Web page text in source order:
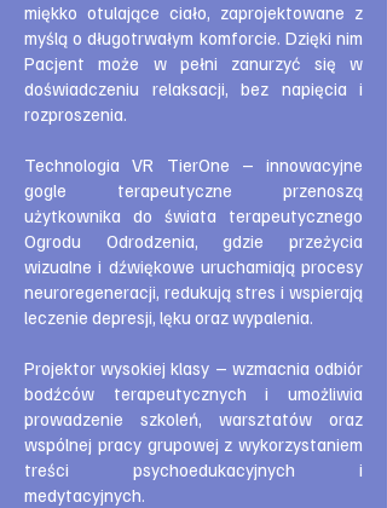
miękko otulające ciało, zaprojektowane z
myślą o długotrwałym komforcie. Dzięki nim
Pacjent może w pełni zanurzyć się w
doświadczeniu relaksacji, bez napięcia i
rozproszenia.
Technologia VR TierOne – innowacyjne
gogle terapeutyczne przenoszą
użytkownika do świata terapeutycznego
Ogrodu Odrodzenia, gdzie przeżycia
wizualne i dźwiękowe uruchamiają procesy
neuroregeneracji, redukują stres i wspierają
leczenie depresji, lęku oraz wypalenia.
Projektor wysokiej klasy – wzmacnia odbiór
bodźców terapeutycznych i umożliwia
prowadzenie szkoleń, warsztatów oraz
wspólnej pracy grupowej z wykorzystaniem
treści psychoedukacyjnych i
medytacyjnych.